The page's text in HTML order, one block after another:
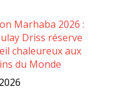
Marhaba 2026 :
Driss réserve
chaleureux aux
du Monde